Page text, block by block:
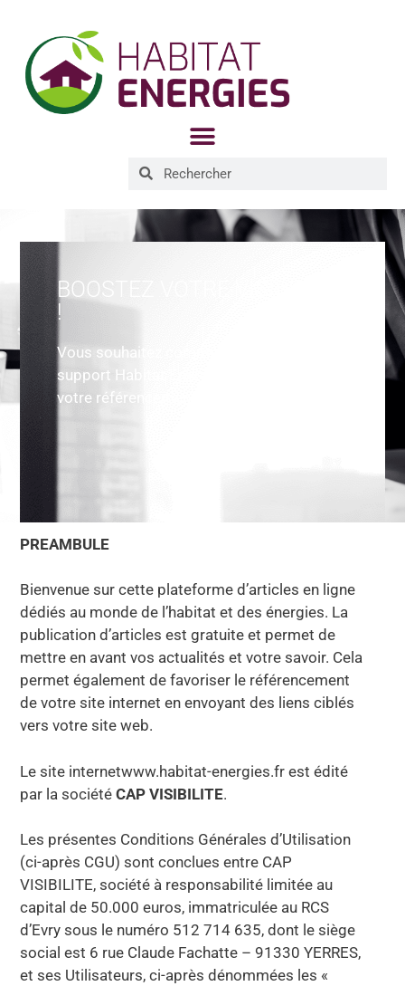
BOOSTEZ VOTRE VISIBILITÉ
!
Vous souhaitez communiquer sur notre
support Habitat Energies et améliorer
votre référencement naturel ?
PREAMBULE
Bienvenue sur cette plateforme d’articles en ligne
dédiés au monde de l’habitat et des énergies. La
publication d’articles est gratuite et permet de
mettre en avant vos actualités et votre savoir. Cela
permet également de favoriser le référencement
de votre site internet en envoyant des liens ciblés
vers votre site web.
Le site internetwww.habitat-energies.fr est édité
par la sociétéCAP VISIBILITE.
Les présentes Conditions Générales d’Utilisation
(ci-après CGU) sont conclues entre CAP
VISIBILITE, société à responsabilité limitée au
capital de 50.000 euros, immatriculée au RCS
d’Evry sous le numéro 512 714 635, dont le siège
social est 6 rue Claude Fachatte – 91330 YERRES,
et ses Utilisateurs, ci-après dénommées les «